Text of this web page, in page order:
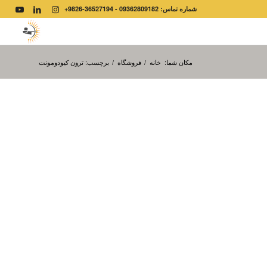
شماره تماس: 09362809182 - 36527194-9826+
مکان شما: خانه / فروشگاه / برچسب: ترون کیودومونت